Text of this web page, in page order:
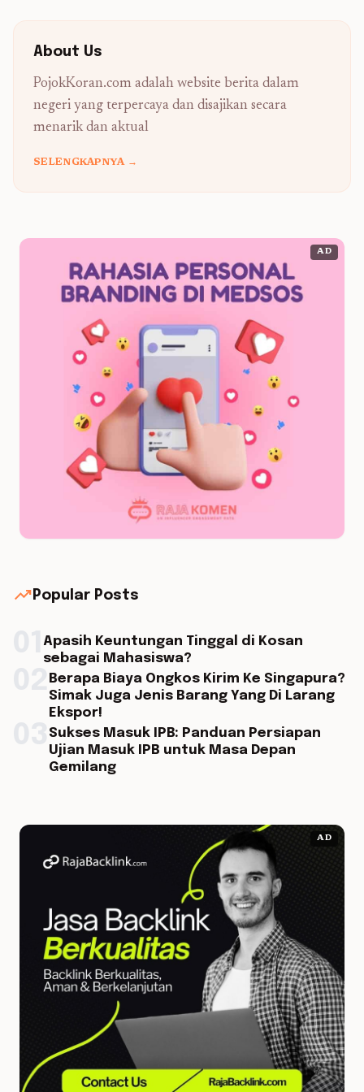
About Us
PojokKoran.com adalah website berita dalam
negeri yang terpercaya dan disajikan secara
menarik dan aktual
SELENGKAPNYA →
AD
trending_up Popular Posts
Apasih Keuntungan Tinggal di Kosan
sebagai Mahasiswa?
Berapa Biaya Ongkos Kirim Ke Singapura?
Simak Juga Jenis Barang Yang Di Larang
Ekspor!
Sukses Masuk IPB: Panduan Persiapan
Ujian Masuk IPB untuk Masa Depan
Gemilang
AD